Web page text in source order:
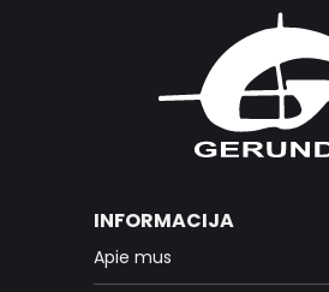
INFORMACIJA
Apie mus